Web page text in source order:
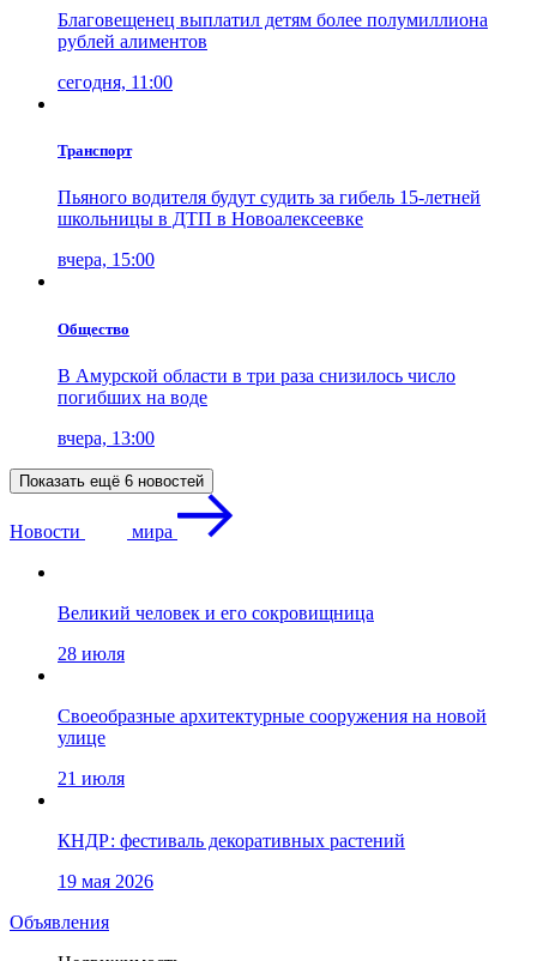
Благовещенец выплатил детям более полумиллиона
рублей алиментов
сегодня, 11:00
Транспорт
Пьяного водителя будут судить за гибель 15-летней
школьницы в ДТП в Новоалексеевке
вчера, 15:00
Общество
В Амурской области в три раза снизилось число
погибших на воде
вчера, 13:00
Показать ещё 6 новостей
Новости мира
Великий человек и его сокровищница
28 июля
Своеобразные архитектурные сооружения на новой
улице
21 июля
КНДР: фестиваль декоративных растений
19 мая 2026
Объявления